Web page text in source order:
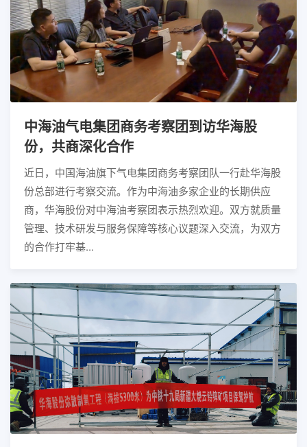
中海油气电集团商务考察团到访华海股
份，共商深化合作
近日，中国海油旗下气电集团商务考察团队一行赴华海股
份总部进行考察交流。作为中海油多家企业的长期供应
商，华海股份对中海油考察团表示热烈欢迎。双方就质量
管理、技术研发与服务保障等核心议题深入交流，为双方
的合作打牢基...